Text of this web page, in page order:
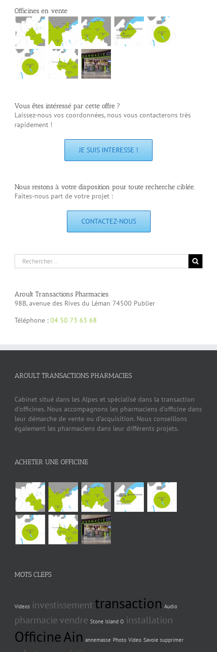
Officines en vente
Vous êtes intéressé par cette offre ?
Laissez-nous vos coordonnées, nous vous contacterons très
rapidement !
JE SUIS INTERESSE !
Nous restons à votre disposition pour toute recherche ciblée.
Faites-nous part de votre projet :
CONTACTEZ-NOUS
Rechercher:
Aroult Transactions Pharmacies
98B, avenue des Rives du Léman 74500 Publier
Téléphone : 04 50 73 63 68
AROULT TRANSACTIONS PHARMACIES
Cabinet situé dans les Alpes et spécialisé dans la transaction
d’officines. Nous accompagnons les pharmaciens d’officine dans
leur démarche de vente ou d’acquisition. Nous conseillons
également les pharmaciens dans leur différents projets.
ACHETER UNE OFFICINE
MOTS CLEFS
Videos investissementtransaction Audio
pharmacievendre Stone Island O installation
OfficineAin annemasse Photo Video Savoie supprimer